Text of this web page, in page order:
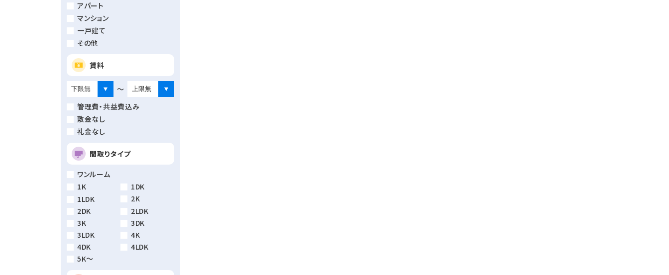
アパート
マンション
一戸建て
その他
賃料
～
管理費・共益費込み
敷金なし
礼金なし
間取りタイプ
ワンルーム
1K
1DK
1LDK
2K
2DK
2LDK
3K
3DK
3LDK
4K
4DK
4LDK
5K～